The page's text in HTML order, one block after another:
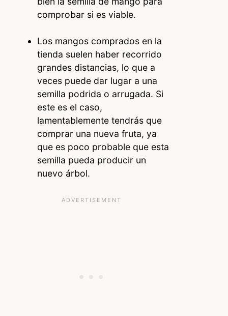
comprobar si es viable.
Los mangos comprados en la
tienda suelen haber recorrido
grandes distancias, lo que a
veces puede dar lugar a una
semilla podrida o arrugada. Si
este es el caso,
lamentablemente tendrás que
comprar una nueva fruta, ya
que es poco probable que esta
semilla pueda producir un
nuevo árbol.